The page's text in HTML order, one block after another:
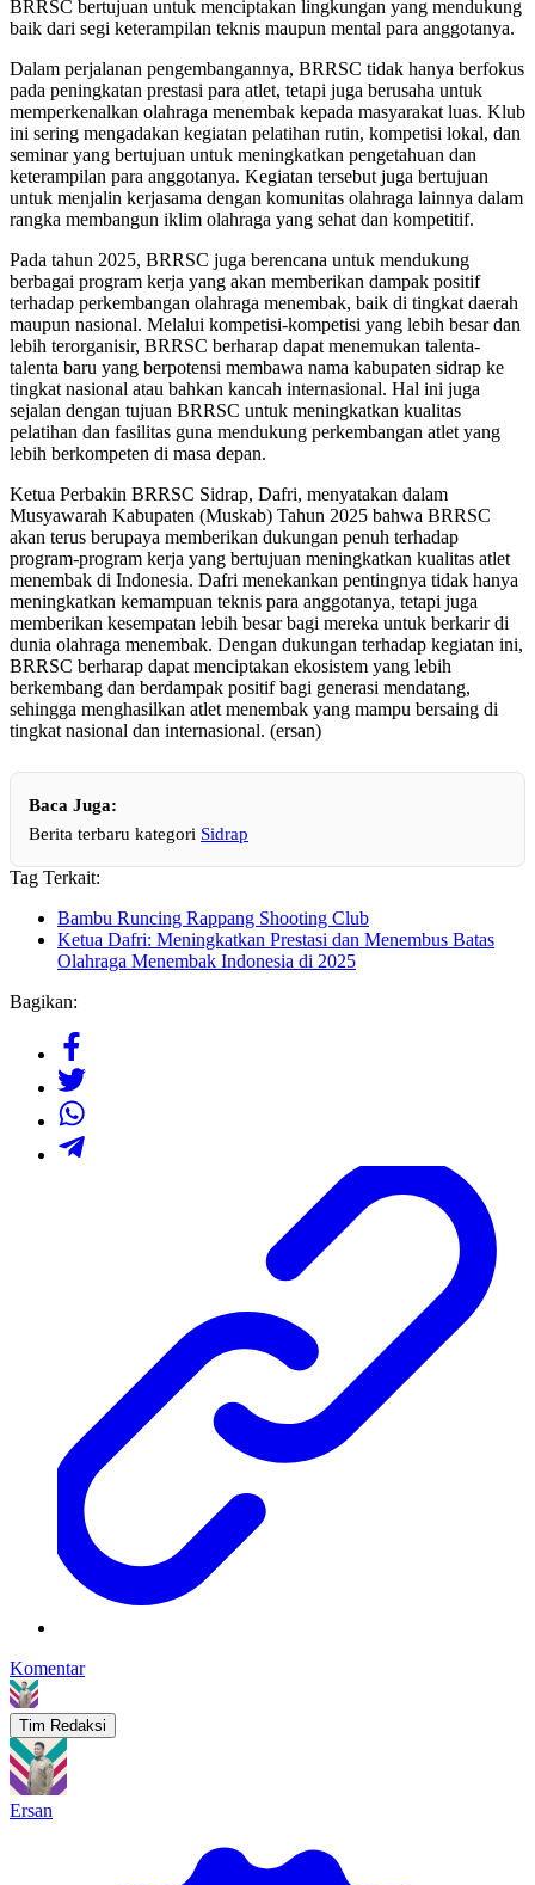
BRRSC bertujuan untuk menciptakan lingkungan yang mendukung
baik dari segi keterampilan teknis maupun mental para anggotanya.
Dalam perjalanan pengembangannya, BRRSC tidak hanya berfokus
pada peningkatan prestasi para atlet, tetapi juga berusaha untuk
memperkenalkan olahraga menembak kepada masyarakat luas. Klub
ini sering mengadakan kegiatan pelatihan rutin, kompetisi lokal, dan
seminar yang bertujuan untuk meningkatkan pengetahuan dan
keterampilan para anggotanya. Kegiatan tersebut juga bertujuan
untuk menjalin kerjasama dengan komunitas olahraga lainnya dalam
rangka membangun iklim olahraga yang sehat dan kompetitif.
Pada tahun 2025, BRRSC juga berencana untuk mendukung
berbagai program kerja yang akan memberikan dampak positif
terhadap perkembangan olahraga menembak, baik di tingkat daerah
maupun nasional. Melalui kompetisi-kompetisi yang lebih besar dan
lebih terorganisir, BRRSC berharap dapat menemukan talenta-
talenta baru yang berpotensi membawa nama kabupaten sidrap ke
tingkat nasional atau bahkan kancah internasional. Hal ini juga
sejalan dengan tujuan BRRSC untuk meningkatkan kualitas
pelatihan dan fasilitas guna mendukung perkembangan atlet yang
lebih berkompeten di masa depan.
Ketua Perbakin BRRSC Sidrap, Dafri, menyatakan dalam
Musyawarah Kabupaten (Muskab) Tahun 2025 bahwa BRRSC
akan terus berupaya memberikan dukungan penuh terhadap
program-program kerja yang bertujuan meningkatkan kualitas atlet
menembak di Indonesia. Dafri menekankan pentingnya tidak hanya
meningkatkan kemampuan teknis para anggotanya, tetapi juga
memberikan kesempatan lebih besar bagi mereka untuk berkarir di
dunia olahraga menembak. Dengan dukungan terhadap kegiatan ini,
BRRSC berharap dapat menciptakan ekosistem yang lebih
berkembang dan berdampak positif bagi generasi mendatang,
sehingga menghasilkan atlet menembak yang mampu bersaing di
tingkat nasional dan internasional. (ersan)
Baca Juga:
Berita terbaru kategori Sidrap
Tag Terkait:
Bambu Runcing Rappang Shooting Club
Ketua Dafri: Meningkatkan Prestasi dan Menembus Batas
Olahraga Menembak Indonesia di 2025
Bagikan:
Komentar
Tim Redaksi
Ersan